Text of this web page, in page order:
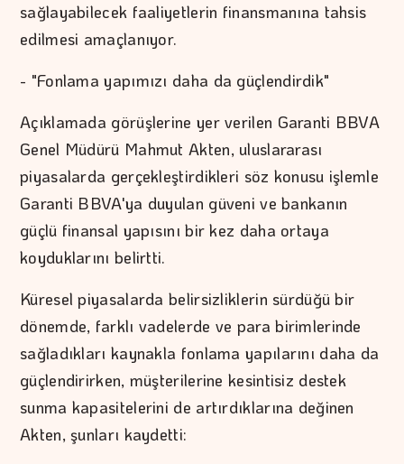
sağlayabilecek faaliyetlerin finansmanına tahsis
edilmesi amaçlanıyor.
- "Fonlama yapımızı daha da güçlendirdik"
Açıklamada görüşlerine yer verilen Garanti BBVA
Genel Müdürü Mahmut Akten, uluslararası
piyasalarda gerçekleştirdikleri söz konusu işlemle
Garanti BBVA'ya duyulan güveni ve bankanın
güçlü finansal yapısını bir kez daha ortaya
koyduklarını belirtti.
Küresel piyasalarda belirsizliklerin sürdüğü bir
dönemde, farklı vadelerde ve para birimlerinde
sağladıkları kaynakla fonlama yapılarını daha da
güçlendirirken, müşterilerine kesintisiz destek
sunma kapasitelerini de artırdıklarına değinen
Akten, şunları kaydetti: